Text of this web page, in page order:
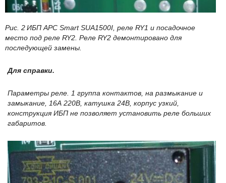
Рис. 2ИБП APC SmartSUA1500I, реле RY1 и посадочное
место под реле RY2. Реле RY2 демонтировано для
последующей замены.
Для справки.
Параметры реле. 1 группа контактов, на размыкание и
замыкание, 16А 220В, катушка 24В, корпус узкий,
конструкция ИБП не позволяет установить реле больших
габаритов.